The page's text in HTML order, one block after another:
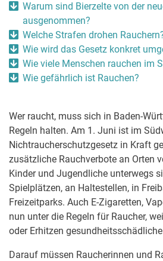
Warum sind Bierzelte von der
ausgenommen?
Welche Strafen drohen
Wie wird das Gesetz konkret
Wie viele Menschen rauchen im
Wie gefährlich ist Rauchen?
Wer raucht, muss sich in Baden-
Regeln halten. Am 1. Juni ist im
Nichtraucherschutzgesetz in Kraft
zusätzliche Rauchverbote an Orten
Kinder und Jugendliche unterwegs
Spielplätzen, an Haltestellen, in
Freizeitparks. Auch E-Zigaretten,
nun unter die Regeln für Raucher,
oder Erhitzen
Darauf müssen Raucherinnen und